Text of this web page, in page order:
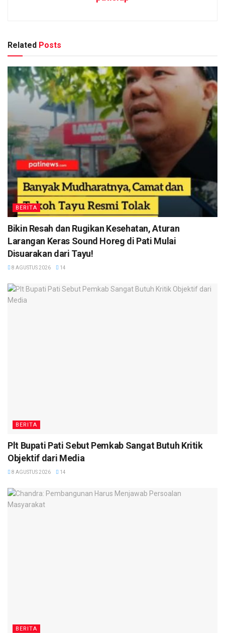
Related Posts
BERITA
Bikin Resah dan Rugikan Kesehatan, Aturan
Larangan Keras Sound Horeg di Pati Mulai
Disuarakan dari Tayu!
8 AGUSTUS 2026 14
BERITA
Plt Bupati Pati Sebut Pemkab Sangat Butuh Kritik
Objektif dari Media
8 AGUSTUS 2026 14
BERITA